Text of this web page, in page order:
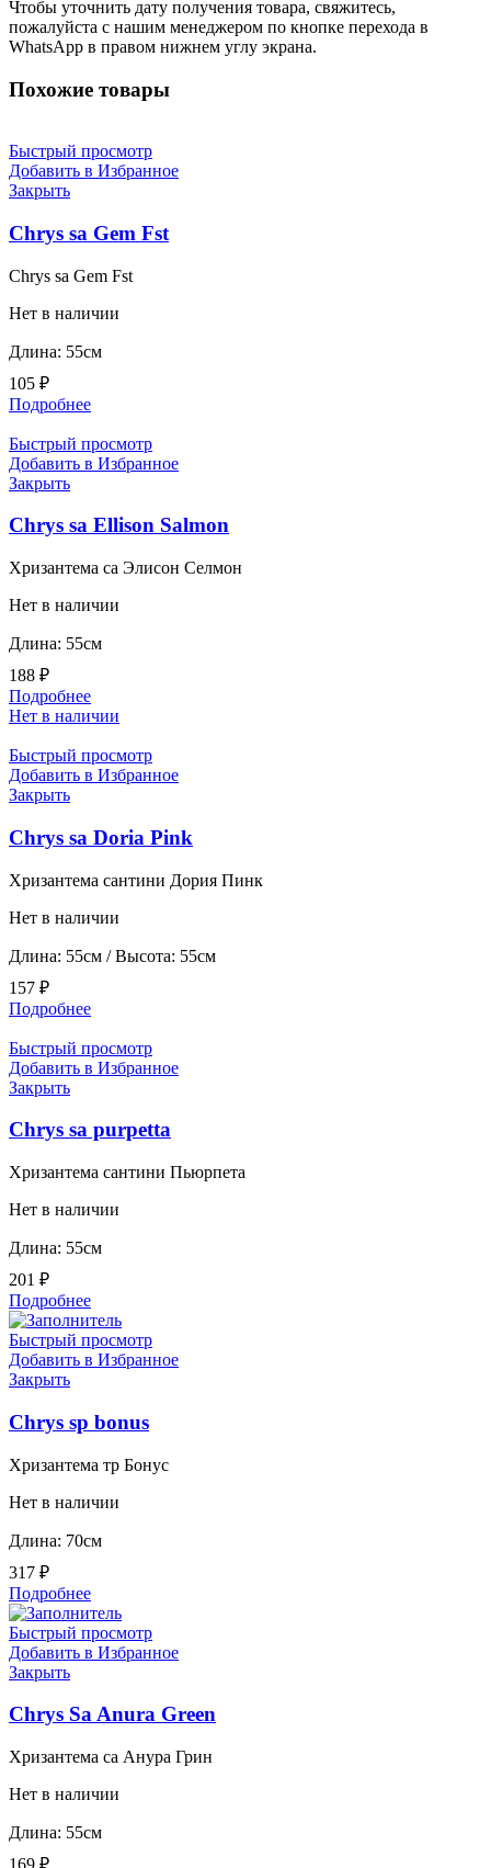
Чтобы уточнить дату получения товара, свяжитесь,
пожалуйста с нашим менеджером по кнопке перехода в
WhatsApp в правом нижнем углу экрана.
Похожие товары
Быстрый просмотр
Добавить в Избранное
Закрыть
Chrys sa Gem Fst
Chrys sa Gem Fst
Нет в наличии
Длина: 55см
105 ₽
Подробнее
Быстрый просмотр
Добавить в Избранное
Закрыть
Chrys sa Ellison Salmon
Хризантема са Элисон Селмон
Нет в наличии
Длина: 55см
188 ₽
Подробнее
Нет в наличии
Быстрый просмотр
Добавить в Избранное
Закрыть
Chrys sa Doria Pink
Хризантема сантини Дория Пинк
Нет в наличии
Длина: 55см / Высота: 55см
157 ₽
Подробнее
Быстрый просмотр
Добавить в Избранное
Закрыть
Chrys sa purpetta
Хризантема сантини Пьюрпета
Нет в наличии
Длина: 55см
201 ₽
Подробнее
Быстрый просмотр
Добавить в Избранное
Закрыть
Chrys sp bonus
Хризантема тр Бонус
Нет в наличии
Длина: 70см
317 ₽
Подробнее
Быстрый просмотр
Добавить в Избранное
Закрыть
Chrys Sa Anura Green
Хризантема са Анура Грин
Нет в наличии
Длина: 55см
169 ₽